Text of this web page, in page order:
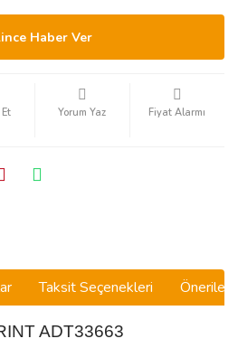
Haber Ver
Yorum Yaz Fiyat Alarmı
Taksit Seçenekleri
ADT33663